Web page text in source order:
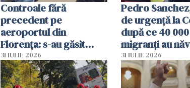
Controale fără
precedent pe
aeroportul din
Florența: s-au găsit
capete de aligator și o
sumă imensă de bani
31 IULIE 2026
Pedro
de urgență la
după ce 40
migranți au
teritoriul
mobiliza toate
resursele"
31 IULIE 2026